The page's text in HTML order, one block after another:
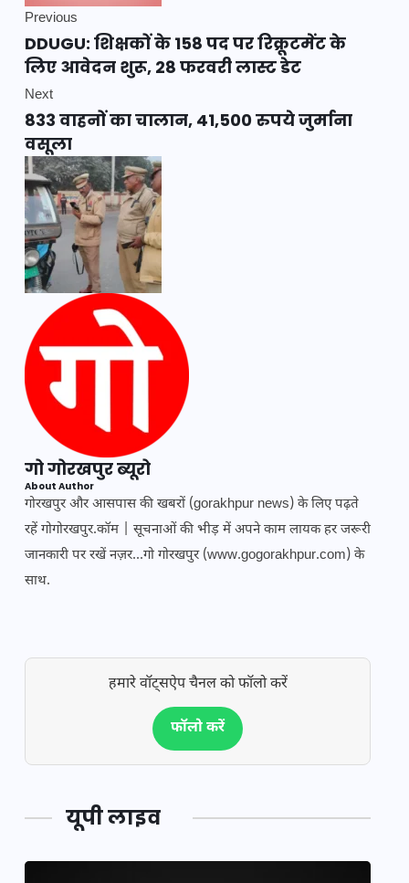
Previous
DDUGU: शिक्षकों के 158 पद पर रिक्रूटमेंट के
लिए आवेदन शुरू, 28 फरवरी लास्ट डेट
Next
833 वाहनों का चालान, 41,500 रुपये जुर्माना
वसूला
गो गोरखपुर ब्यूरो
About Author
गोरखपुर और आसपास की खबरों (gorakhpur news) के लिए पढ़ते
रहें गोगोरखपुर.कॉम | सूचनाओं की भीड़ में अपने काम लायक हर जरूरी
जानकारी पर रखें नज़र...गो गोरखपुर (www.gogorakhpur.com) के
साथ.
हमारे वॉट्सऐप चैनल को फॉलो करें
फॉलो करें
यूपी लाइव